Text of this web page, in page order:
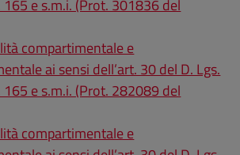
e s.m.i. (Prot. 301836 del
compartimentale e
ai sensi dell’art. 30 del D. Lgs.
e s.m.i. (Prot. 282089 del
compartimentale e